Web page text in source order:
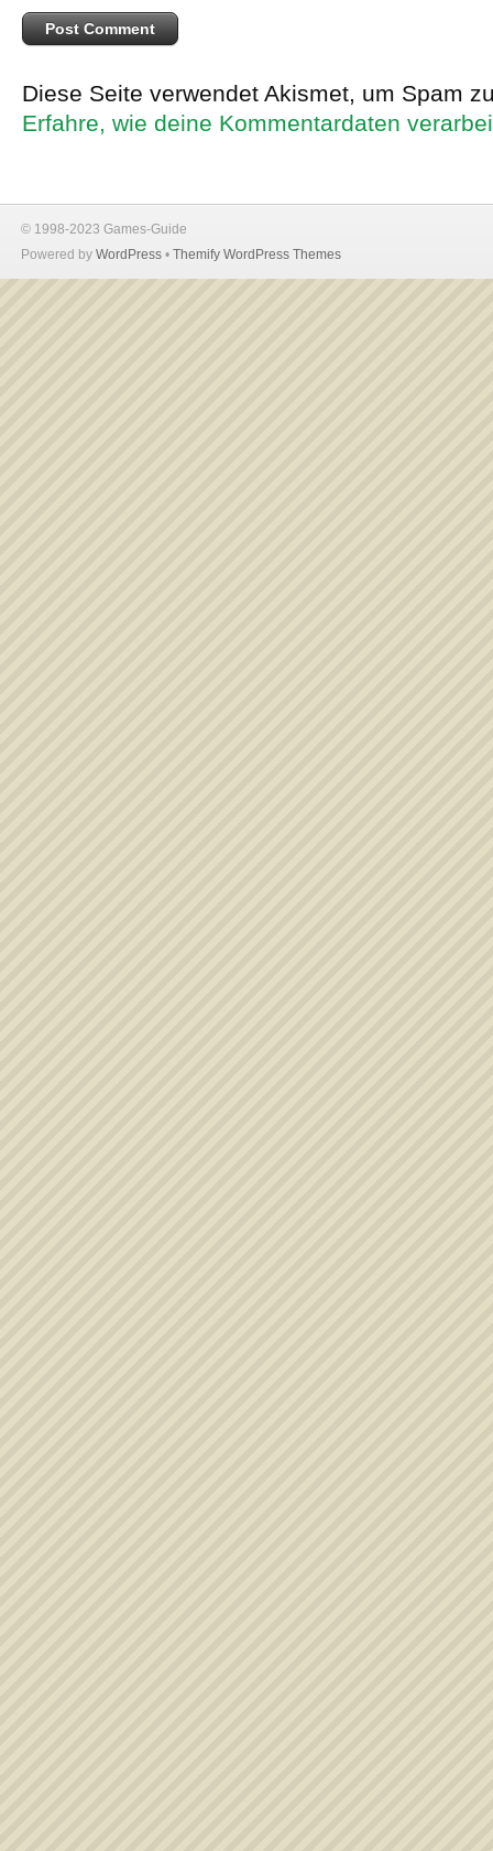
Diese Seite verwendet Akismet, um Spam
Erfahre, wie deine Kommentardaten
© 1998-2023 Games-Guide
Powered by WordPress • Themify WordPress Themes